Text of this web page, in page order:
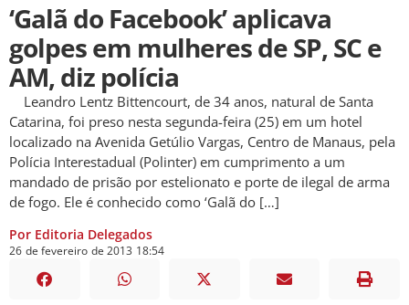
‘Galã do Facebook’ aplicava
golpes em mulheres de SP, SC e
AM, diz polícia
Leandro Lentz Bittencourt, de 34 anos, natural de Santa
Catarina, foi preso nesta segunda-feira (25) em um hotel
localizado na Avenida Getúlio Vargas, Centro de Manaus, pela
Polícia Interestadual (Polinter) em cumprimento a um
mandado de prisão por estelionato e porte de ilegal de arma
de fogo. Ele é conhecido como ‘Galã do […]
Por Editoria Delegados
26 de fevereiro de 2013 18:54